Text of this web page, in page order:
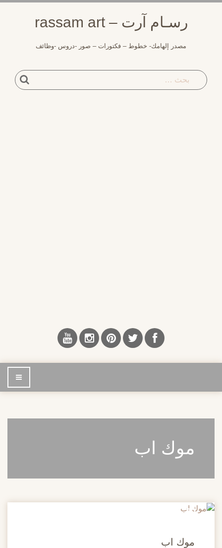
رسـام آرت – rassam art
مصدر إلهامك- خطوط – فكتورات – صور -دروس -وظائف
إضغط
للتصفح
موك اب
20
موك اب